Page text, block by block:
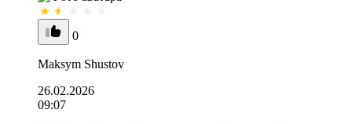
0
Maksym Shustov
26.02.2026
09:07